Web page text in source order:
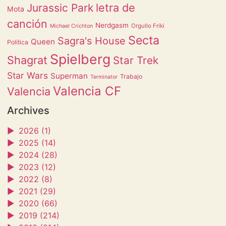
Mota Jurassic Park letra de
canción
Michael Crichton Nerdgasm Orgullo Friki
Política Queen Sagra's House Secta
Shagrat Spielberg Star Trek
Star Wars Superman Terminator Trabajo
Valencia Valencia CF
Archives
► 2026 (1)
► 2025 (14)
► 2024 (28)
► 2023 (12)
► 2022 (8)
► 2021 (29)
► 2020 (66)
► 2019 (214)